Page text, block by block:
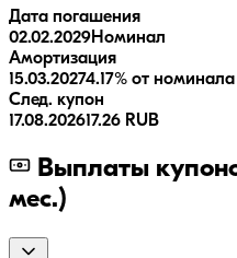
Дата погашения
02.02.2029Номинал
Амортизация
15.03.20274.17% от номинала
След. купон
17.08.202617.26 RUB
Выплаты
мес.)